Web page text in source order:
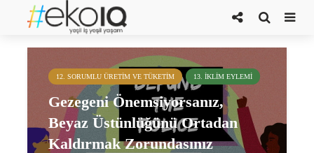
Tony McDade
12. SORUMLU ÜRETIM VE TÜKETIM 13. İKLIM EYLEMI
Gezegeni Önemsiyorsanız,
Beyaz Üstünlüğünü Ortadan
Kaldırmak Zorundasınız